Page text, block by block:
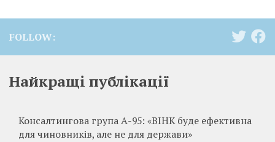
FOLLOW:
Найкращі публікації
Консалтингова група А-95: «ВІНК буде ефективна
для чиновників, але не для держави»